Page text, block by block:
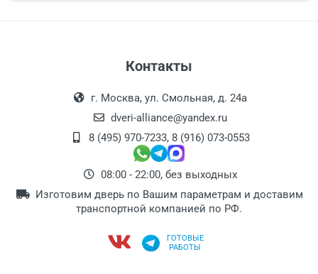
Контакты
г. Москва, ул. Смольная, д. 24а
dveri-alliance@yandex.ru
8 (495) 970-7233, 8 (916) 073-0553
08:00 - 22:00, без выходных
Изготовим дверь по Вашим параметрам и доставим
транспортной компанией по РФ.
ГОТОВЫЕ
РАБОТЫ